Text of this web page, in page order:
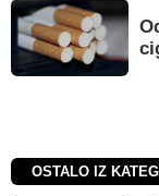
OSTALO IZ